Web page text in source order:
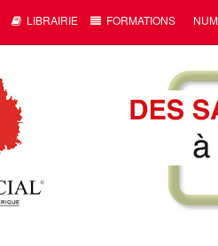
LIBRAIRIE FORMATIONS